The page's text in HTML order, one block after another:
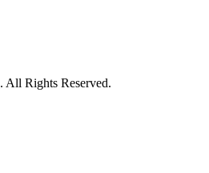
. All Rights Reserved.